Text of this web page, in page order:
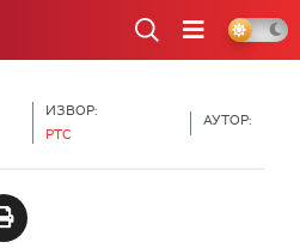
ИЗВОР:
РТС
АУТОР: